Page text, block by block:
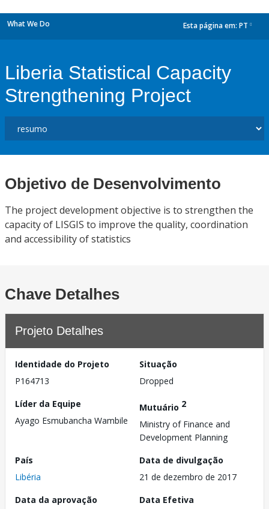
What We Do Esta página em: PT
Liberia Statistical Capacity
Strengthening Project
Objetivo de Desenvolvimento
The project development objective is to strengthen the
capacity of LISGIS to improve the quality, coordination
and accessibility of statistics
Chave Detalhes
Projeto Detalhes
Identidade do Projeto
P164713
Situação
Dropped
Líder da Equipe
Ayago Esmubancha Wambile
Mutuário 2
Ministry of Finance and
Development Planning
País
Libéria
Data de divulgação
21 de dezembro de 2017
Data da aprovação
Data Efetiva